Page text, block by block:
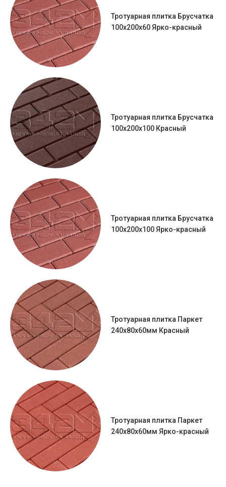
Тротуарная плитка Брусчатка
100х200х60 Ярко-красный
Тротуарная плитка Брусчатка
100х200х100 Красный
Тротуарная плитка Брусчатка
100х200х100 Ярко-красный
Тротуарная плитка Паркет
240x80x60мм Красный
Тротуарная плитка Паркет
240x80x60мм Ярко-красный